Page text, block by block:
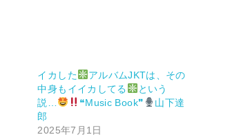
イカした
アルバムJKTは、その
中身もイイカしてる
という
説…
❝Music Book❞
山下達
郎
2025年7月1日